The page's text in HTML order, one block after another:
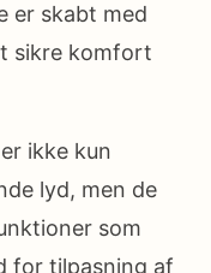
er skabt med
sikre komfort
ikke kun
lyd, men de
som
for tilpasning af